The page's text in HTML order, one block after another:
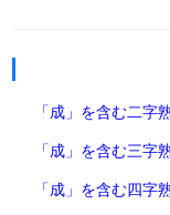
「成」を含む二字
「成」を含む三字
「成」を含む四字